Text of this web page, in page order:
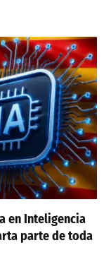
en Inteligencia
parte de toda